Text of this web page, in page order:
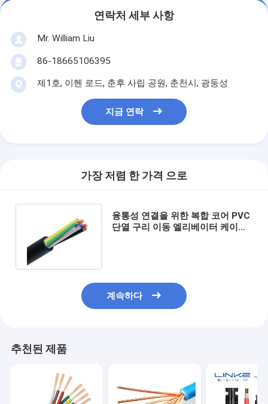
연락처 세부 사항
Mr. William Liu
86-18665106395
제1호, 이헨 로드, 춘후 사립 공원, 춘천시, 광둥성
지금 연락
가장 저렴 한 가격 으로
융통성 연결을 위한 복합 코어 PVC
단열 구리 이동 엘리베이터 케이블
계속하다
추천된 제품